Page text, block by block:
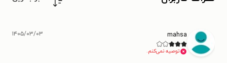
mahsa
توصیه نمی‌کنم.
۱۴۰۵/۰۳/۰۳